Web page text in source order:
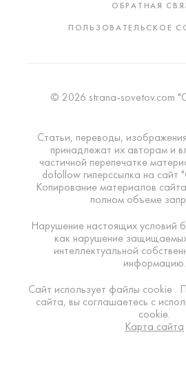
ОБРАТНАЯ
ПОЛЬЗОВАТЕЛЬСКОЕ
© 2026 strana-sovetov.com
Статьи, переводы,
принадлежат их авторам и
частичной перепечатке
dofollow гиперссылка на сайт
Копирование материалов
полном объеме
Нарушение настоящих условий
как нарушение
интеллектуальной
информацию.
Сайт использует файлы cookie .
сайта, вы соглашаетесь с
cookie.
Карта сайта